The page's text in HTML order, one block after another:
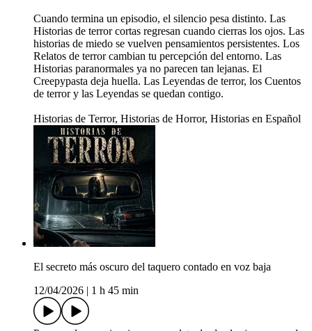
Cuando termina un episodio, el silencio pesa distinto. Las
Historias de terror cortas regresan cuando cierras los ojos. Las
historias de miedo se vuelven pensamientos persistentes. Los
Relatos de terror cambian tu percepción del entorno. Las
Historias paranormales ya no parecen tan lejanas. El
Creepypasta deja huella. Las Leyendas de terror, los Cuentos
de terror y las Leyendas se quedan contigo.
Historias de Terror, Historias de Horror, Historias en Español
El secreto más oscuro del taquero contado en voz baja
12/04/2026
1 h 45 min